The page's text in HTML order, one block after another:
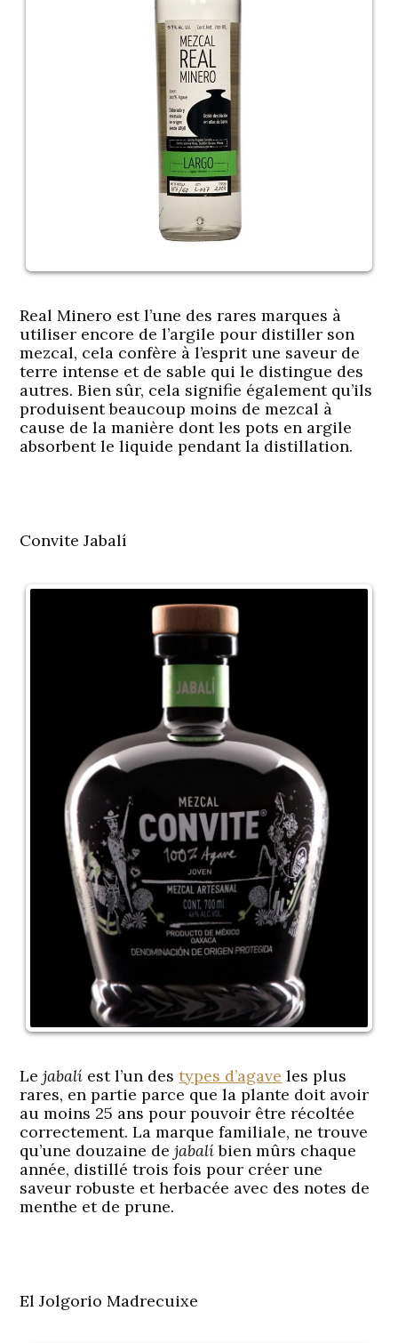
Real Minero est l’une des rares marques à
utiliser encore de l’argile pour distiller son
mezcal, cela confère à l’esprit une saveur de
terre intense et de sable qui le distingue des
autres. Bien sûr, cela signifie également qu’ils
produisent beaucoup moins de mezcal à
cause de la manière dont les pots en argile
absorbent le liquide pendant la distillation.
Convite Jabalí
Lejabalí est l’un destypes d’agave les plus
rares, en partie parce que la plante doit avoir
au moins 25 ans pour pouvoir être récoltée
correctement. La marque familiale, ne trouve
qu’une douzaine dejabalíbien mûrs chaque
année, distillé trois fois pour créer une
saveur robuste et herbacée avec des notes de
menthe et de prune.
El Jolgorio Madrecuixe